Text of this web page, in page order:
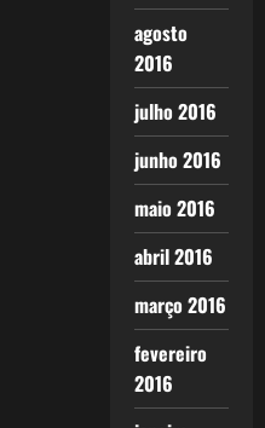
agosto
2016
julho 2016
junho 2016
maio 2016
abril 2016
março 2016
fevereiro
2016